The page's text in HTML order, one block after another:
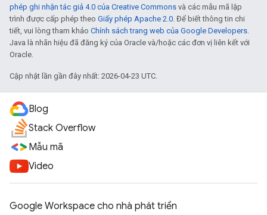
phép ghi nhận tác giả 4.0 của Creative Commons và các mẫu mã lập
trình được cấp phép theo Giấy phép Apache 2.0. Để biết thông tin chi
tiết, vui lòng tham khảo Chính sách trang web của Google Developers.
Java là nhãn hiệu đã đăng ký của Oracle và/hoặc các đơn vị liên kết với
Oracle.
Cập nhật lần gần đây nhất: 2026-04-23 UTC.
Blog
Stack Overflow
Mẫu mã
Video
Google Workspace cho nhà phát triển